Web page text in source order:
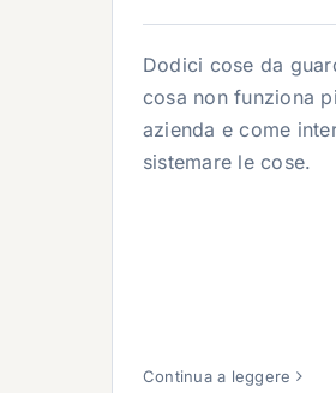
Dodici cose da
cosa non funziona
azienda e come
sistemare le cose.
Continua a leggere